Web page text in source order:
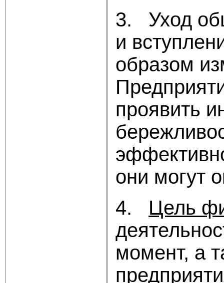
3. Уход
и
образом
проявить
они могут
4. Цель
момент, а